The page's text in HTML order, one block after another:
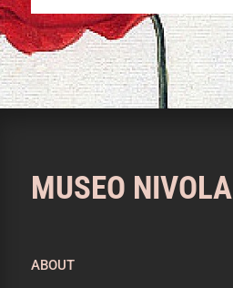
MUSEO NIVOLA
ABOUT